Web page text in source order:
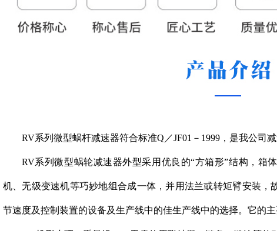
RV系列微型蜗杆减速器符合标准Q／JF01－1999，是我公司
RV系列微型蜗轮减速器外型采用优良的“方箱形”结构，箱
机、无级变速机等巧妙地组合成一体，并用法兰或转矩臂安装，
节速度及控制装置的设备及生产线中的佳生产线中的选择。它的主